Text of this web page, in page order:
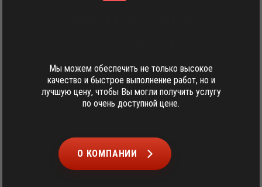
Мы можем обеспечить не только высокое
качество и быстрое выполнение работ, но и
лучшую цену, чтобы Вы могли получить услугу
по очень доступной цене.
О КОМПАНИИ